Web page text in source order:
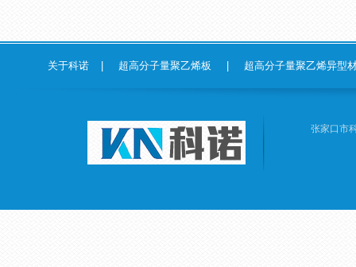
关于科诺 超高分子量聚乙烯板 超高分子量聚乙烯异型
张家口市